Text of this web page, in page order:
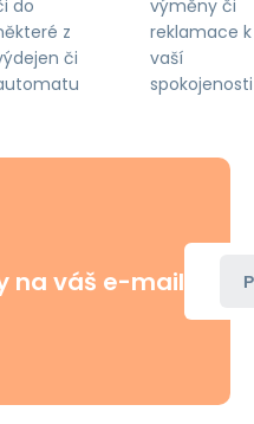
do
z
či
výměny či
reklamace k
vaší
spokojenosti
na váš e-mail